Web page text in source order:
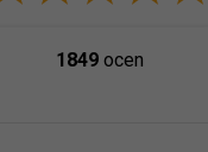
1849 ocen